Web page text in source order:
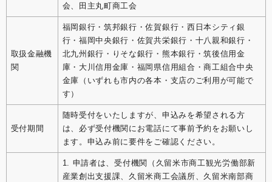
会、田主丸町商工会
取扱金融機
関
福岡銀行・筑邦銀行・佐賀銀行・西日本シティ銀
行・福岡中央銀行・佐賀共栄銀行・十八親和銀行・
北九州銀行・りそな銀行・熊本銀行・筑後信用金
庫・大川信用金庫・福岡県信用組合・商工組合中央
金庫（いずれも市内の各本・支店のご利用が可能で
す）
受付期間
随時受付をいたしますが、申込みを希望される方
は、必ず受付機関にお電話にて事前予約をお願いし
ます。申込み前に要件をご確認ください。
1. 申請者は、受付機関（久留米市商工観光労働部新
産業創出支援課、久留米商工会議所、久留米南部商